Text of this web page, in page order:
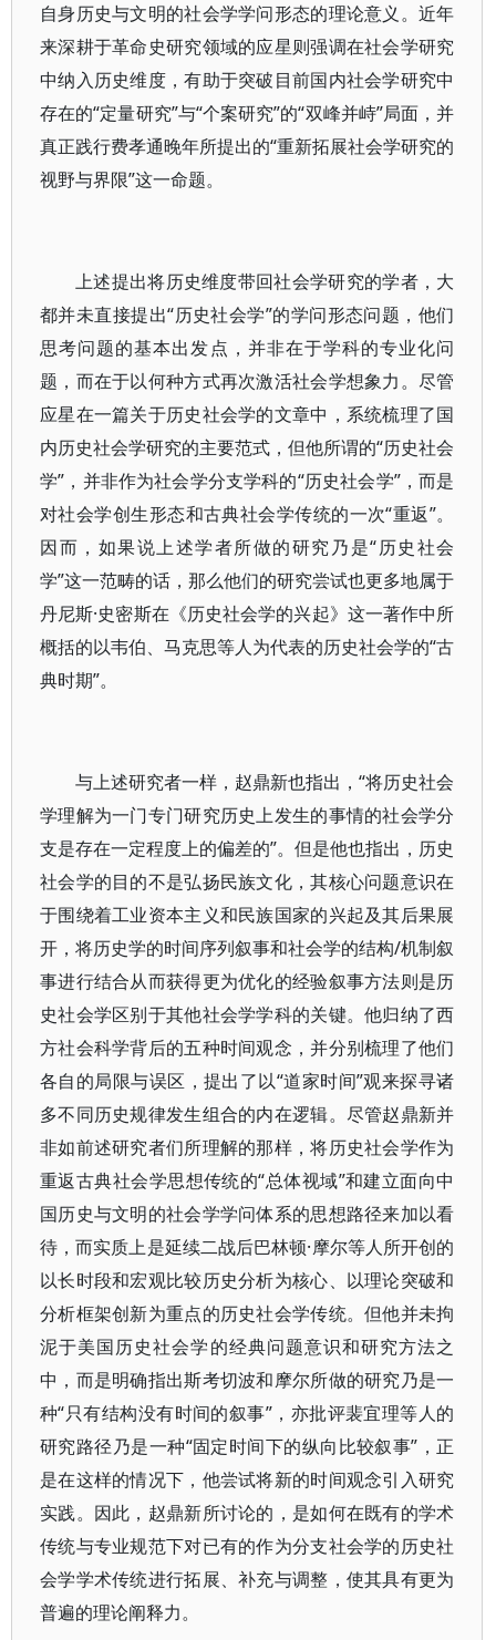
自身历史与文明的社会学学问形态的理论意义。近年
来深耕于革命史研究领域的应星则强调在社会学研究
中纳入历史维度，有助于突破目前国内社会学研究中
存在的“定量研究”与“个案研究”的“双峰并峙”局面，并
真正践行费孝通晚年所提出的“重新拓展社会学研究的
视野与界限”这一命题。
上述提出将历史维度带回社会学研究的学者，大
都并未直接提出“历史社会学”的学问形态问题，他们
思考问题的基本出发点，并非在于学科的专业化问
题，而在于以何种方式再次激活社会学想象力。尽管
应星在一篇关于历史社会学的文章中，系统梳理了国
内历史社会学研究的主要范式，但他所谓的“历史社会
学”，并非作为社会学分支学科的“历史社会学”，而是
对社会学创生形态和古典社会学传统的一次“重返”。
因而，如果说上述学者所做的研究乃是“历史社会
学”这一范畴的话，那么他们的研究尝试也更多地属于
丹尼斯·史密斯在《历史社会学的兴起》这一著作中所
概括的以韦伯、马克思等人为代表的历史社会学的“古
典时期”。
与上述研究者一样，赵鼎新也指出，“将历史社会
学理解为一门专门研究历史上发生的事情的社会学分
支是存在一定程度上的偏差的”。但是他也指出，历史
社会学的目的不是弘扬民族文化，其核心问题意识在
于围绕着工业资本主义和民族国家的兴起及其后果展
开，将历史学的时间序列叙事和社会学的结构/机制叙
事进行结合从而获得更为优化的经验叙事方法则是历
史社会学区别于其他社会学学科的关键。他归纳了西
方社会科学背后的五种时间观念，并分别梳理了他们
各自的局限与误区，提出了以“道家时间”观来探寻诸
多不同历史规律发生组合的内在逻辑。尽管赵鼎新并
非如前述研究者们所理解的那样，将历史社会学作为
重返古典社会学思想传统的“总体视域”和建立面向中
国历史与文明的社会学学问体系的思想路径来加以看
待，而实质上是延续二战后巴林顿·摩尔等人所开创的
以长时段和宏观比较历史分析为核心、以理论突破和
分析框架创新为重点的历史社会学传统。但他并未拘
泥于美国历史社会学的经典问题意识和研究方法之
中，而是明确指出斯考切波和摩尔所做的研究乃是一
种“只有结构没有时间的叙事”，亦批评裴宜理等人的
研究路径乃是一种“固定时间下的纵向比较叙事”，正
是在这样的情况下，他尝试将新的时间观念引入研究
实践。因此，赵鼎新所讨论的，是如何在既有的学术
传统与专业规范下对已有的作为分支社会学的历史社
会学学术传统进行拓展、补充与调整，使其具有更为
普遍的理论阐释力。